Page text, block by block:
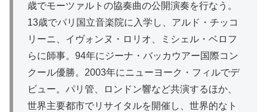
歳でモーツァルトの協奏曲の公開演奏を行なう。
13歳でパリ国立音楽院に入学し、アルド・チッコ
リーニ、イヴォンヌ・ロリオ、ミシェル・ベロフ
らに師事。94年にジーナ・バッカウアー国際コン
クール優勝。2003年にニューヨーク・フィルでデ
ビュー。パリ管、ロンドン響など共演するほか、
世界主要都市でリサイタルを開催し、世界的なト